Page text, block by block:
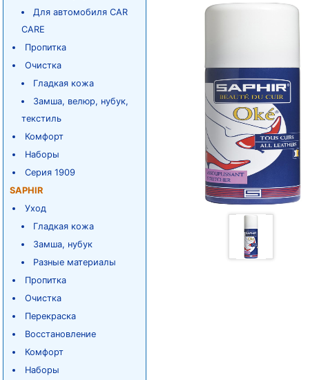
Для автомобиля CAR
CARE
Пропитка
Очистка
Гладкая кожа
Замша, велюр, нубук,
текстиль
Комфорт
Наборы
Серия 1909
SAPHIR
Уход
Гладкая кожа
Замша, нубук
Разные материалы
Пропитка
Очистка
Перекраска
Восстановление
Комфорт
Наборы